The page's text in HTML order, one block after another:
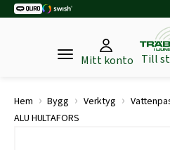
Mitt konto Till
Hem › Bygg › Verktyg ›
ALU HULTAFORS